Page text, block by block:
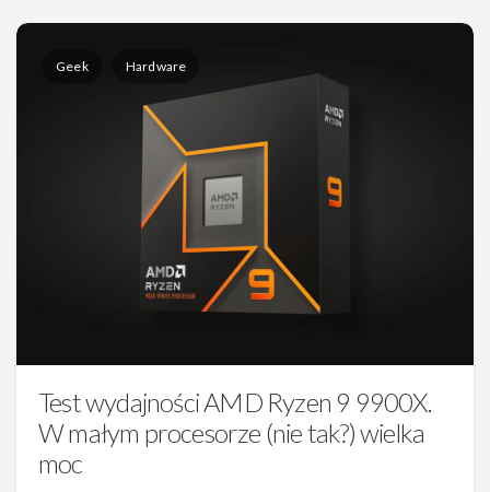
Geek Hardware
Test wydajności AMD Ryzen 9 9900X.
W małym procesorze (nie tak?) wielka
moc